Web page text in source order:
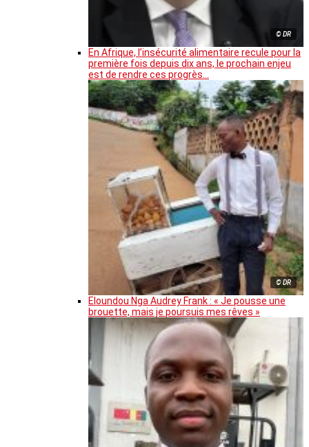
© DR
En Afrique, l’insécurité alimentaire recule pour la
première fois depuis dix ans, le prochain enjeu
est de rendre ces progrès…
© DR
Eloundou Nga Audrey Frank : « Je pousse une
brouette, mais je poursuis mes rêves »